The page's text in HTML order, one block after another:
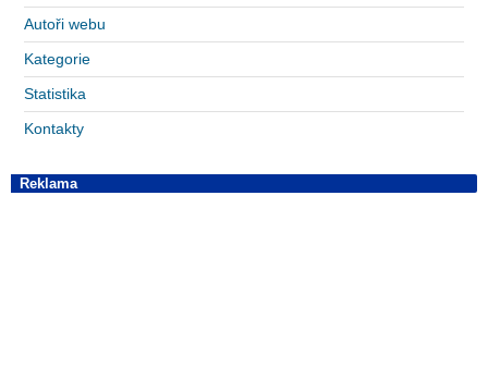
Autoři webu
Kategorie
Statistika
Kontakty
Reklama